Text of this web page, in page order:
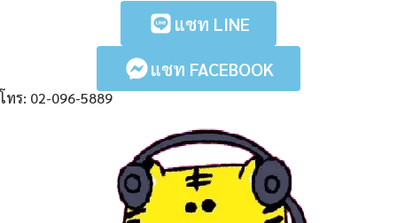
แชท LINE
แชท FACEBOOK
โทร: 02-096-5889